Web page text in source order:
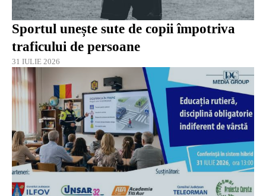
Sportul unește sute de copii împotriva
traficului de persoane
31 IULIE 2026